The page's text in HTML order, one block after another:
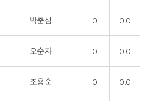
박춘심 0 0.0
오순자 0 0.0
조용순 0 0.0